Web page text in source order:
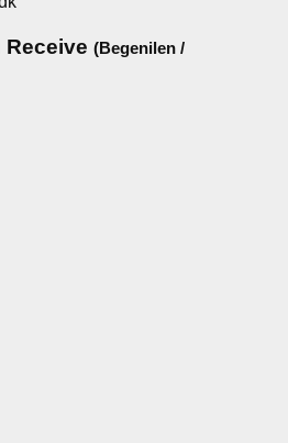
Receive (Begenilen /